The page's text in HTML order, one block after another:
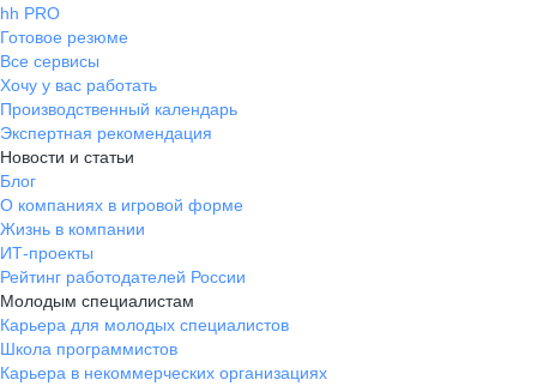
hh PRO
Готовое резюме
Все сервисы
Хочу у вас работать
Производственный календарь
Экспертная рекомендация
Новости и статьи
Блог
О компаниях в игровой форме
Жизнь в компании
ИТ-проекты
Рейтинг работодателей России
Молодым специалистам
Карьера для молодых специалистов
Школа программистов
Карьера в некоммерческих организациях